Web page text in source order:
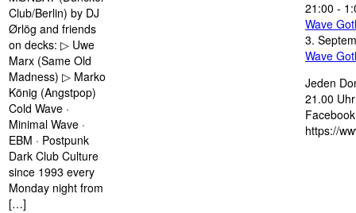
Club/Berlin) by DJ
Ørlög and friends
on decks: ▷ Uwe
Marx (Same Old
Madness) ▷ Marko
König (Angstpop)
Cold Wave ·
Minimal Wave ·
EBM · Postpunk
Dark Club Culture
since 1993 every
Monday night from
[…]
21:00 -
Wave
3.
Wave
Jeden
21.00
https://